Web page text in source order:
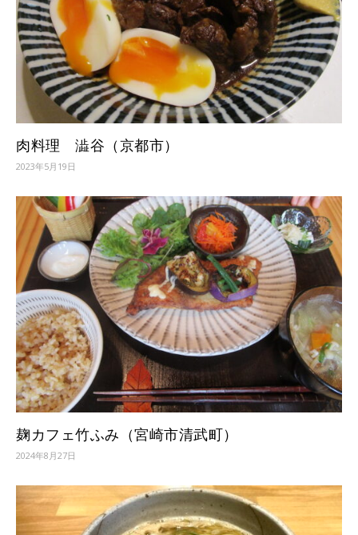
肉料理 澁谷（京都市）
2023年5月19日
麹カフェ竹ふみ（宮崎市清武町）
2024年8月27日